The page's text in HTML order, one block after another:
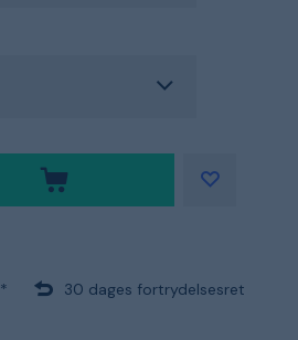
30 dages fortrydelsesret